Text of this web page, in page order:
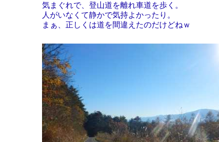
気まぐれで、登山道を離れ車道を歩く。
人がいなくて静かで気持よかったり。
まぁ、正しくは道を間違えたのだけどねｗ